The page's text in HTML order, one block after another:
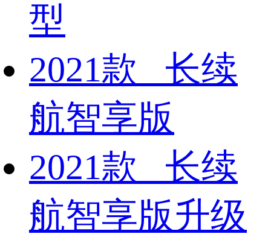
型
2021款 长续
航智享版
2021款 长续
航智享版升级